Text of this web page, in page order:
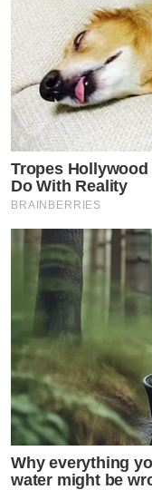
Tropes
Do With Reality
BRAINBERRIES
Why everything
water might be